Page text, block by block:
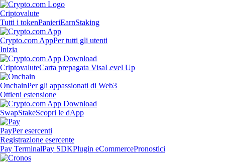
Criptovalute
Tutti i tokenPanieriEarnStaking
Crypto.com AppPer tutti gli utenti
Inizia
CriptovaluteCarta prepagata VisaLevel Up
OnchainPer gli appassionati di Web3
Ottieni estensione
SwapStakeScopri le dApp
PayPer esercenti
Registrazione esercente
Pay TerminalPay SDKPlugin eCommercePronostici